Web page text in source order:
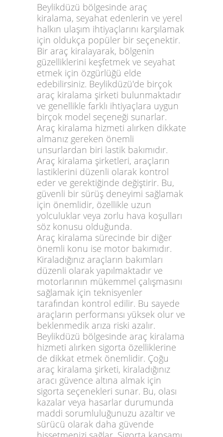
Beylikdüzü bölgesinde araç
kiralama, seyahat edenlerin ve yerel
halkın ulaşım ihtiyaçlarını karşılamak
için oldukça popüler bir seçenektir.
Bir araç kiralayarak, bölgenin
güzelliklerini keşfetmek ve seyahat
etmek için özgürlüğü elde
edebilirsiniz. Beylikdüzü'de birçok
araç kiralama şirketi bulunmaktadır
ve genellikle farklı ihtiyaçlara uygun
birçok model seçeneği sunarlar.
Araç kiralama hizmeti alırken dikkate
almanız gereken önemli
unsurlardan biri lastik bakımıdır.
Araç kiralama şirketleri, araçların
lastiklerini düzenli olarak kontrol
eder ve gerektiğinde değiştirir. Bu,
güvenli bir sürüş deneyimi sağlamak
için önemlidir, özellikle uzun
yolculuklar veya zorlu hava koşulları
söz konusu olduğunda.
Araç kiralama sürecinde bir diğer
önemli konu ise motor bakımıdır.
Kiraladığınız araçların bakımları
düzenli olarak yapılmaktadır ve
motorlarının mükemmel çalışmasını
sağlamak için teknisyenler
tarafından kontrol edilir. Bu sayede
araçların performansı yüksek olur ve
beklenmedik arıza riski azalır.
Beylikdüzü bölgesinde araç kiralama
hizmeti alırken sigorta özelliklerine
de dikkat etmek önemlidir. Çoğu
araç kiralama şirketi, kiraladığınız
aracı güvence altına almak için
sigorta seçenekleri sunar. Bu, olası
kazalar veya hasarlar durumunda
maddi sorumluluğunuzu azaltır ve
sürücü olarak daha güvende